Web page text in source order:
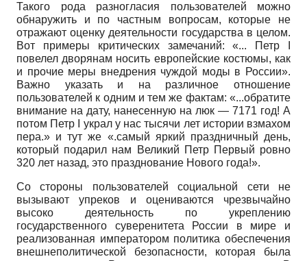
Такого рода разногласия пользователей можно
обнаружить и по частным вопросам, которые не
отражают оценку деятельности государства в целом.
Вот примеры критических замечаний: «... Петр I
повелел дворянам носить европейские костюмы, как
и прочие меры внедрения чуждой моды в России».
Важно указать и на различное отношение
пользователей к одним и тем же фактам: «...обратите
внимание на дату, нанесенную на люк — 7171 год! А
потом Петр
украл у нас тысячи лет истории взмахом
пера.» и тут же «.самый яркий праздничный день,
который подарил нам Великий Петр Первый ровно
320 лет назад, это празднование Нового года!».
Со стороны пользователей социальной сети не
вызывают упреков и оцениваются чрезвычайно
высоко деятельность по укреплению
государственного суверенитета России в мире и
реализованная императором политика обеспечения
внешнеполитической безопасности, которая была